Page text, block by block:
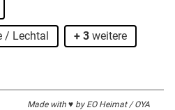
/ Lechtal + 3 weitere
Made with ♥ by EO Heimat / OYA